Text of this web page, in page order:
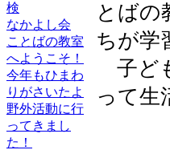
検
なかよし会
ことばの教室
へようこそ！
今年もひまわ
りがさいたよ
野外活動に行
ってきまし
た！
とばの
ちが学
子ど
って生